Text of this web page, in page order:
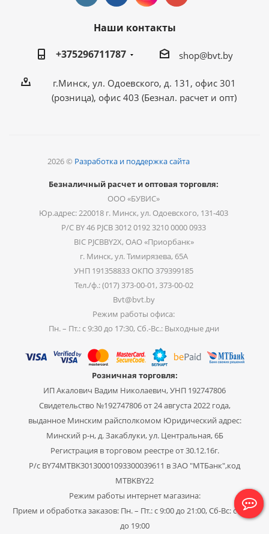
Наши контакты
+375296711787
shop@bvt.by
г.Минск, ул. Одоевского, д. 131, офис 301
(розница), офис 403 (Безнал. расчет и опт)
2026 © Разработка и поддержка сайта
Безналичный расчет и оптовая торговля:
ООО «БУВИС»
Юр.адрес: 220018 г. Минск, ул. Одоевского, 131-403
Р/С BY 46 PJCB 3012 0192 3210 0000 0933
BIC PJCBBY2X, ОАО «Приорбанк»
г. Минск, ул. Тимирязева, 65А
УНП 191358833 ОКПО 379399185
Тел./ф.: (017) 373-00-01, 373-00-02
Bvt@bvt.by
Режим работы офиса:
Пн. – Пт.: с 9:30 до 17:30, Сб.-Вс.: Выходные дни
Розничная торговля:
ИП Акалович Вадим Николаевич, УНП 192747806
Свидетельство №192747806 от 24 августа 2022 года,
выданное Минским райсполкомом Юридический адрес:
Минский р-н, д. Закаблуки, ул. Центральная, 6Б
Регистрация в торговом реестре от 30.12.16г.
Р/с BY74MTBK30130001093300039611 в ЗАО "МТБанк",код
MTBKBY22
Режим работы интернет магазина:
Прием и обработка заказов: Пн. – Пт.: с 9:00 до 21:00, Сб-Вс: с 11:00
до 19:00